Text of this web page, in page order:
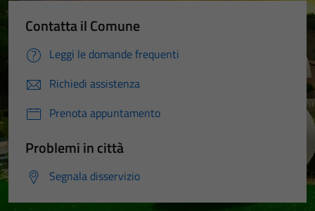
Contatta il Comune
Leggi le domande frequenti
Richiedi assistenza
Prenota appuntamento
Problemi in città
Segnala disservizio